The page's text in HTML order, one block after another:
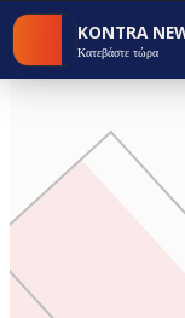
KONTRA
Κατεβάστε τώρα